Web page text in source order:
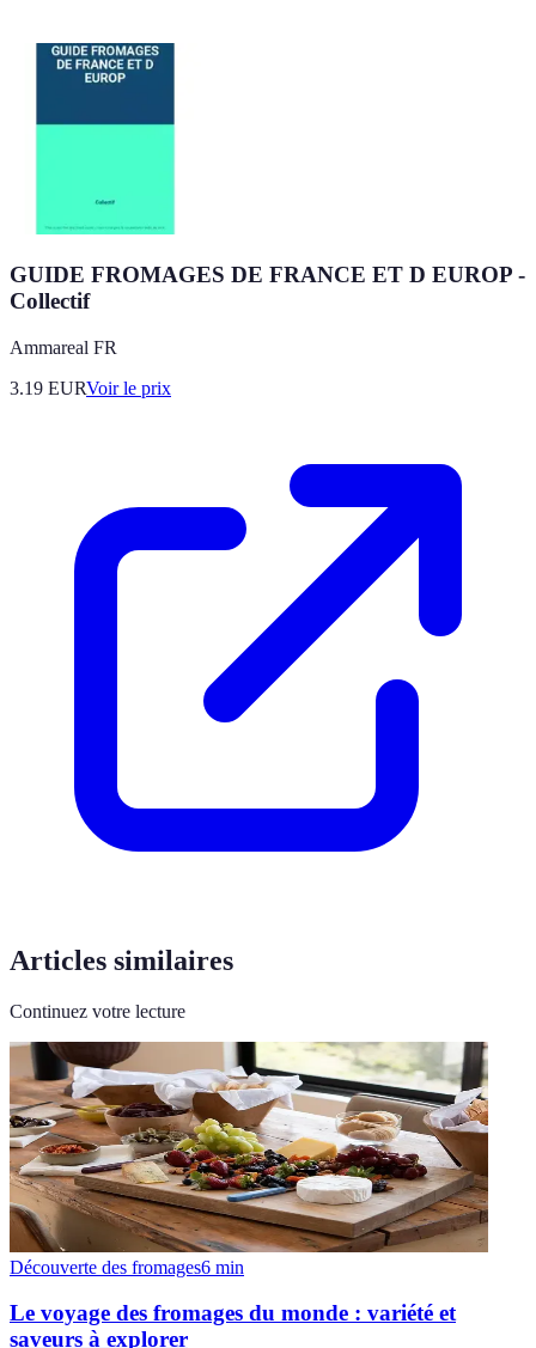
GUIDE FROMAGES DE FRANCE ET D EUROP -
Collectif
Ammareal FR
3.19 EURVoir le prix
Articles similaires
Continuez votre lecture
Découverte des fromages6 min
Le voyage des fromages du monde : variété et
saveurs à explorer